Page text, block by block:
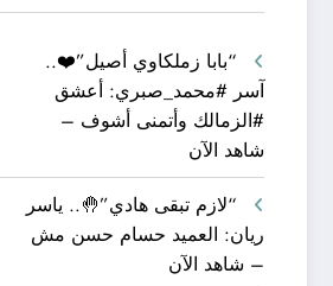
“بابا زملكاوي أصيل”❤️..
آسر #محمد_صبري: أعشق
#الزمالك وأتمنى أشوف –
شاهد الآن
“لازم تبقى هادي”🤚.. ياسر
ريان: العميد حسام حسن مش
– شاهد الآن